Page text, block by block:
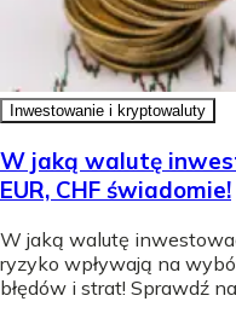
Inwestowanie i kryptowaluty
W jaką walutę
EUR, CHF świadomie!
W jaką walutę
ryzyko wpływają na
błędów i strat! Sprawdź